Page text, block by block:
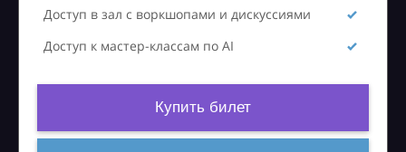
Доступ в зал с воркшопами и дискуссиями
Доступ к мастер-классам по AI
Купить билет